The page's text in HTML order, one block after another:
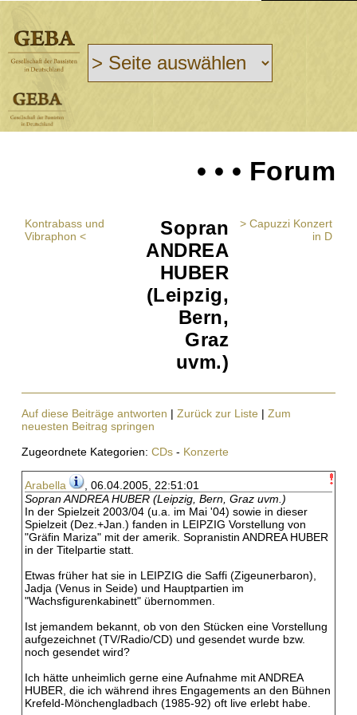
• • • Forum
Kontrabass und
Vibraphon <
Sopran
ANDREA
HUBER
(Leipzig,
Bern,
Graz
uvm.)
> Capuzzi Konzert
in D
Auf diese Beiträge antworten | Zurück zur Liste | Zum
neuesten Beitrag springen
Zugeordnete Kategorien: CDs - Konzerte
Arabella
, 06.04.2005, 22:51:01
Sopran ANDREA HUBER (Leipzig, Bern, Graz uvm.)
In der Spielzeit 2003/04 (u.a. im Mai '04) sowie in dieser
Spielzeit (Dez.+Jan.) fanden in LEIPZIG Vorstellung von
"Gräfin Mariza" mit der amerik. Sopranistin ANDREA HUBER
in der Titelpartie statt.
Etwas früher hat sie in LEIPZIG die Saffi (Zigeunerbaron),
Jadja (Venus in Seide) und Hauptpartien im
"Wachsfigurenkabinett" übernommen.
Ist jemandem bekannt, ob von den Stücken eine Vorstellung
aufgezeichnet (TV/Radio/CD) und gesendet wurde bzw.
noch gesendet wird?
Ich hätte unheimlich gerne eine Aufnahme mit ANDREA
HUBER, die ich während ihres Engagements an den Bühnen
Krefeld-Mönchengladbach (1985-92) oft live erlebt habe.